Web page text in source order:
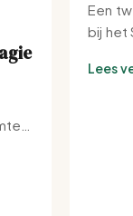
Een
bij het
Lees